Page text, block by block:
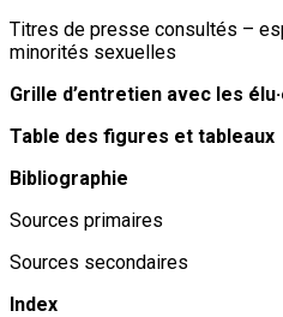
Titres de presse consultés –
minorités sexuelles
Grille d’entretien avec les
Table des figures et tableaux
Bibliographie
Sources primaires
Sources secondaires
Index